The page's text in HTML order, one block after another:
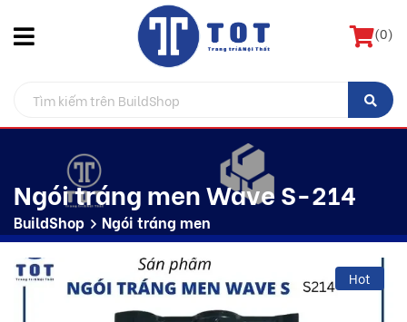
(0)
Ngói tráng men Wave S-214
BuildShop Ngói tráng men
Hot